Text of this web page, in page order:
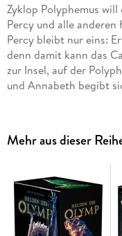
Zyklop Polyphemus
Percy und alle
Percy bleibt nur eins:
denn damit kann das
zur Insel, auf der
und Annabeth begibt
und Grover retten?
Die Jugendbuch-
Ungeheuern und
Als Percy Jackson
Kreaturen aus der
Mehr aus dieser